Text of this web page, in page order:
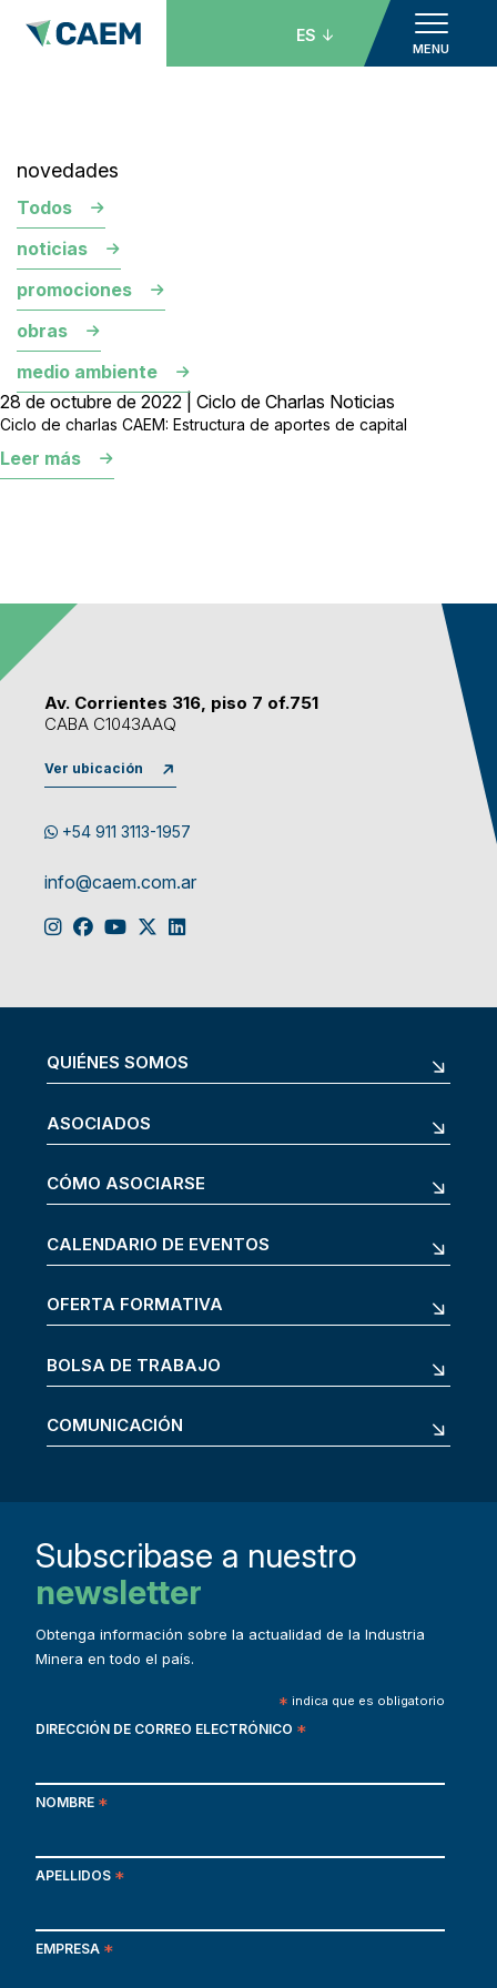
MENU
ES
novedades
Todos
noticias
promociones
obras
medio ambiente
28 de octubre de 2022 | Ciclo de Charlas Noticias
Ciclo de charlas CAEM: Estructura de aportes de capital
Leer más
Av. Corrientes 316, piso 7 of.751
CABA C1043AAQ
Ver ubicación
+54 911 3113-1957
info@caem.com.ar
QUIÉNES SOMOS
ASOCIADOS
CÓMO ASOCIARSE
CALENDARIO DE EVENTOS
OFERTA FORMATIVA
BOLSA DE TRABAJO
COMUNICACIÓN
Subscribase a nuestro
newsletter
Obtenga información sobre la actualidad de la Industria
Minera en todo el país.
* indica que es obligatorio
DIRECCIÓN DE CORREO ELECTRÓNICO *
NOMBRE *
APELLIDOS *
EMPRESA *